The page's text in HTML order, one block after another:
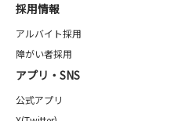
採用情報
アルバイト採用
障がい者採用
アプリ・SNS
公式アプリ